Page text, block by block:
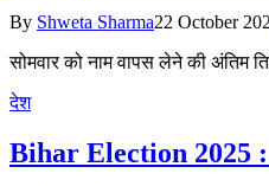
By Shweta Sharma22 October
सोमवार को नाम वापस लेने की अंतिम
देश
Bihar Election 2025 :